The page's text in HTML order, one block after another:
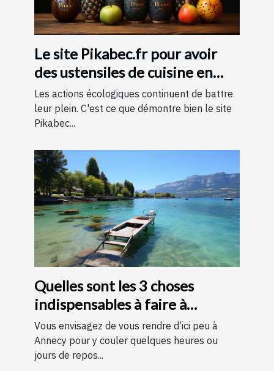
Le site Pikabec.fr pour avoir
des ustensiles de cuisine en
bois
Les actions écologiques continuent de battre
leur plein. C'est ce que démontre bien le site
Pikabec...
Quelles sont les 3 choses
indispensables à faire à
Annecy ?
Vous envisagez de vous rendre d’ici peu à
Annecy pour y couler quelques heures ou
jours de repos...